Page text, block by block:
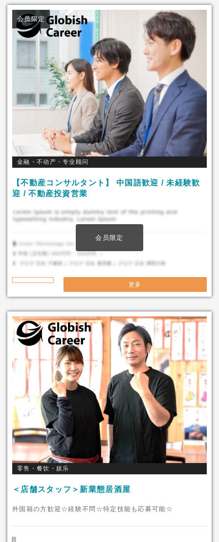
会员限定
金融・不动产・专业顾问
【不動産コンサルタント】 中国語歓迎 / 未経験歓
迎 / 不動産投資営業
会员限定
更多
零售・餐饮・娱乐
＜店舗スタッフ＞新業態居酒屋
外国籍の方歓迎☆経験不問☆特定技能も応募可能☆